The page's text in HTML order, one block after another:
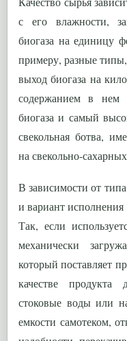
с его влажности,
биогаза на единицу
примеру, разные
выход биогаза на
содержанием в нем
биогаза и самый
свекольная ботва,
на свекольно-
В зависимости от
и вариант исполнения
Так, если
механически
который поставляет
качестве продукта
стоковые воды или
емкости самотеком,